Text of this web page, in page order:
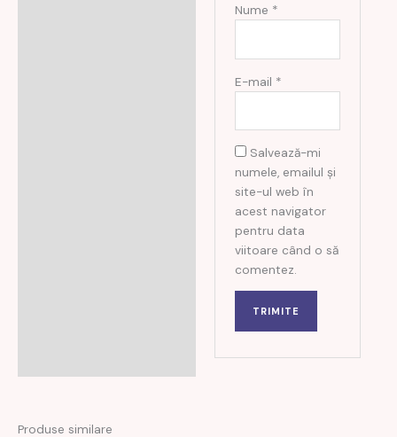
Nume *
E-mail *
Salvează-mi
numele, emailul și
site-ul web în
acest navigator
pentru data
viitoare când o să
comentez.
Produse similare